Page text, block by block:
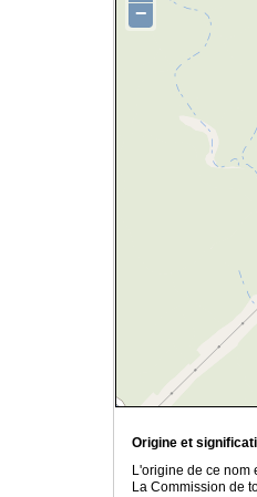
−
Origine et
L'origine de ce nom
La Commission de